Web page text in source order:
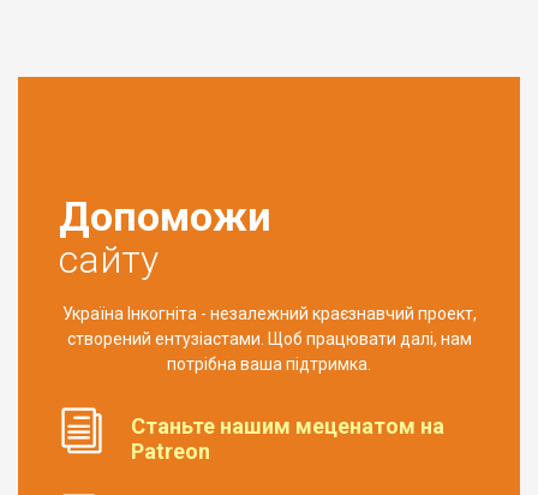
Допоможи
сайту
Україна Інкогніта - незалежний краєзнавчий проект,
створений ентузіастами. Щоб працювати далі, нам
потрібна ваша підтримка.
Станьте нашим меценатом на
Patreon